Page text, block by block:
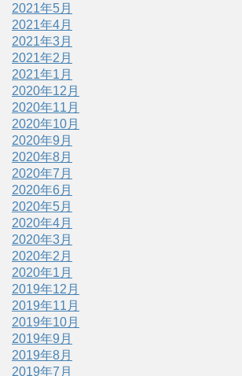
2021年5月
2021年4月
2021年3月
2021年2月
2021年1月
2020年12月
2020年11月
2020年10月
2020年9月
2020年8月
2020年7月
2020年6月
2020年5月
2020年4月
2020年3月
2020年2月
2020年1月
2019年12月
2019年11月
2019年10月
2019年9月
2019年8月
2019年7月